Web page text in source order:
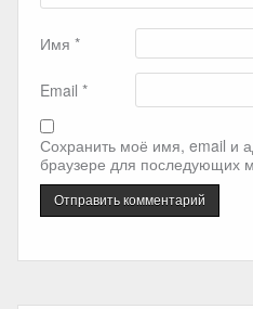
Имя *
Email *
Сохранить моё имя, email и
браузере для последующих